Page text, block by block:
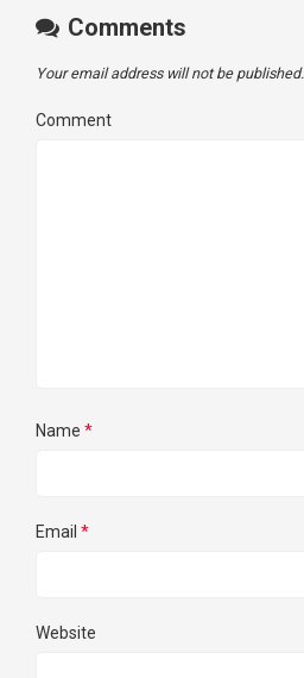
Comments
Your email address will not be published.
Comment
Name *
Email *
Website